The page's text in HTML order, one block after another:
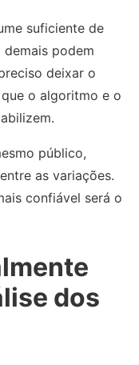
suficiente de
podem
deixar o
o algoritmo e o
público,
as variações.
confiável será o
dos